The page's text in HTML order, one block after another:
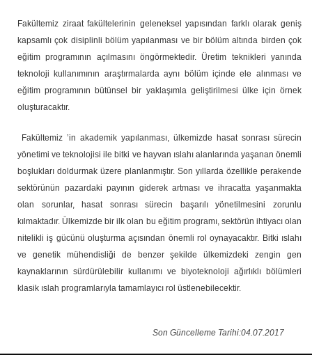
Fakültemiz ziraat fakültelerinin geleneksel yapısından farklı olarak geniş
kapsamlı çok disiplinli bölüm yapılanması ve bir bölüm altında birden çok
eğitim programının açılmasını öngörmektedir. Üretim teknikleri yanında
teknoloji kullanımının araştırmalarda aynı bölüm içinde ele alınması ve
eğitim programının bütünsel bir yaklaşımla geliştirilmesi ülke için örnek
oluşturacaktır.
Fakültemiz ’in akademik yapılanması, ülkemizde hasat sonrası sürecin
yönetimi ve teknolojisi ile bitki ve hayvan ıslahı alanlarında yaşanan önemli
boşlukları doldurmak üzere planlanmıştır. Son yıllarda özellikle perakende
sektörünün pazardaki payının giderek artması ve ihracatta yaşanmakta
olan sorunlar, hasat sonrası sürecin başarılı yönetilmesini zorunlu
kılmaktadır. Ülkemizde bir ilk olan bu eğitim programı, sektörün ihtiyacı olan
nitelikli iş gücünü oluşturma açısından önemli rol oynayacaktır. Bitki ıslahı
ve genetik mühendisliği de benzer şekilde ülkemizdeki zengin gen
kaynaklarının sürdürülebilir kullanımı ve biyoteknoloji ağırlıklı bölümleri
klasik ıslah programlarıyla tamamlayıcı rol üstlenebilecektir.
Son Güncelleme Tarihi:04.07.2017